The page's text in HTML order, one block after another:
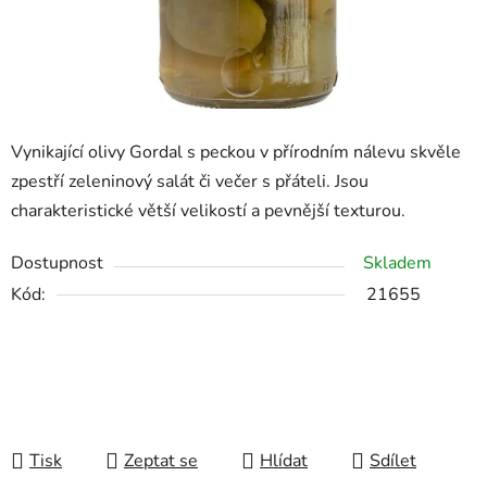
Vynikající olivy Gordal s peckou v přírodním nálevu skvěle
zpestří zeleninový salát či večer s přáteli. Jsou
charakteristické větší velikostí a pevnější texturou.
Dostupnost
Skladem
Kód:
21655
Tisk Zeptat se Hlídat Sdílet